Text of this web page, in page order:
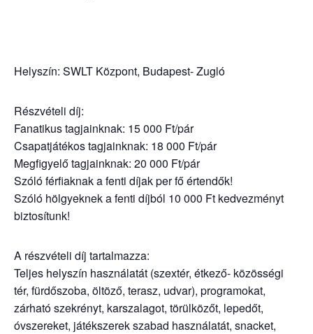
Helyszín: SWLT Központ, Budapest- Zugló
Részvételi díj:
Fanatikus tagjainknak: 15 000 Ft/pár
Csapatjátékos tagjainknak: 18 000 Ft/pár
Megfigyelő tagjainknak: 20 000 Ft/pár
Szóló férfiaknak a fenti díjak per fő értendők!
Szóló hölgyeknek a fenti díjból 10 000 Ft kedvezményt
biztosítunk!
A részvételi díj tartalmazza:
Teljes helyszín használatát (szextér, étkező- közösségi
tér, fürdőszoba, öltöző, terasz, udvar), programokat,
zárható szekrényt, karszalagot, törülközőt, lepedőt,
óvszereket, játékszerek szabad használatát, snacket,